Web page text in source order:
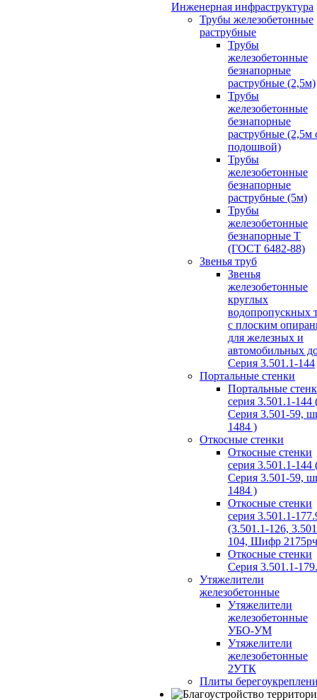
Инженерная инфраструктура
Трубы железобетонные
раструбные
Трубы
железобетонные
безнапорные
раструбные (2,5м)
Трубы
железобетонные
безнапорные
раструбные (2,5м
подошвой)
Трубы
железобетонные
безнапорные
раструбные (5м)
Трубы
железобетонные
безнапорные Т
(ГОСТ 6482-88)
Звенья труб
Звенья
железобетонные
круглых
водопропускных
с плоским
для железных и
автомобильных
Серия 3.501.1-144
Портальные стенки
Портальные
серия 3.501.1-144
Серия 3.501-59,
1484 )
Откосные стенки
Откосные стенки
серия 3.501.1-144
Серия 3.501-59,
1484 )
Откосные стенки
серия 3.501.1-
(3.501.1-126,
104, Шифр
Откосные стенки
Серия 3.501.1-
Утяжелители
железобетонные
Утяжелители
железобетонные
УБО-УМ
Утяжелители
железобетонные
2УТК
Плиты